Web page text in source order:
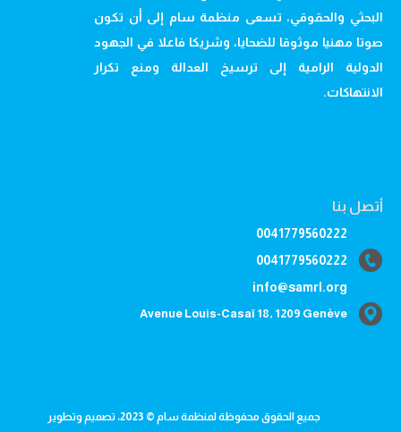
البحثي والحقوقي، تسعى منظمة سام إلى أن تكون
صوتا مهنيا موثوقا للضحايا، وشريكا فاعلا في الجهود
الدولية الرامية إلى ترسيخ العدالة ومنع تكرار
الانتهاكات.
أتصل بنا
0041779560222
0041779560222
info@samrl.org
Avenue Louis-Casaï 18, 1209 Genève
جميع الحقوق محفوظة لمنظمة سام © 2023، تصميم وتطوير